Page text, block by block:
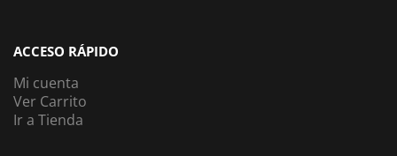
ACCESO RÁPIDO
Mi cuenta
Ver Carrito
Ir a Tienda